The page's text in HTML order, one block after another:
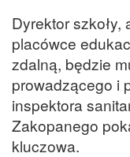
Dyrektor
placówce
zdalną, będzie
prowadzącego i
inspektora
Zakopanego
kluczowa.